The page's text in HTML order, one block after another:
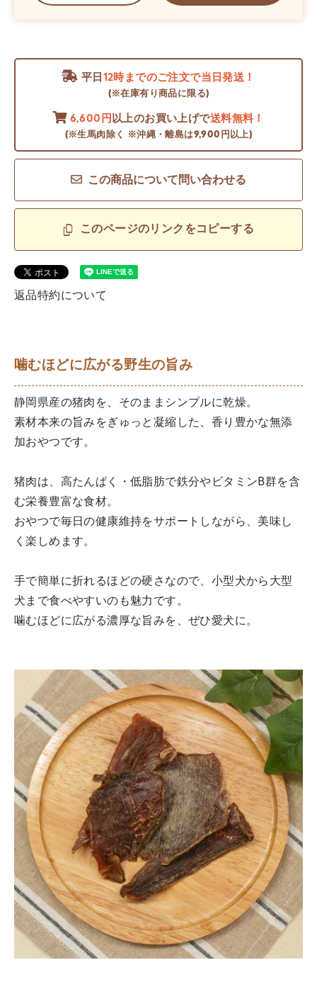
平日 12時までのご注文で当日発送！
(※在庫有り商品に限る)
6,600円 以上のお買い上げで送料無料！
(※生馬肉除く ※沖縄・離島は9,900円以上)
この商品について問い合わせる
このページのリンクをコピーする
返品特約について
噛むほどに広がる野生の旨み
静岡県産の猪肉を、そのままシンプルに乾燥。
素材本来の旨みをぎゅっと凝縮した、香り豊かな無添
加おやつです。
猪肉は、高たんぱく・低脂肪で鉄分やビタミンB群を含
む栄養豊富な食材。
おやつで毎日の健康維持をサポートしながら、美味し
く楽しめます。
手で簡単に折れるほどの硬さなので、小型犬から大型
犬まで食べやすいのも魅力です。
噛むほどに広がる濃厚な旨みを、ぜひ愛犬に。